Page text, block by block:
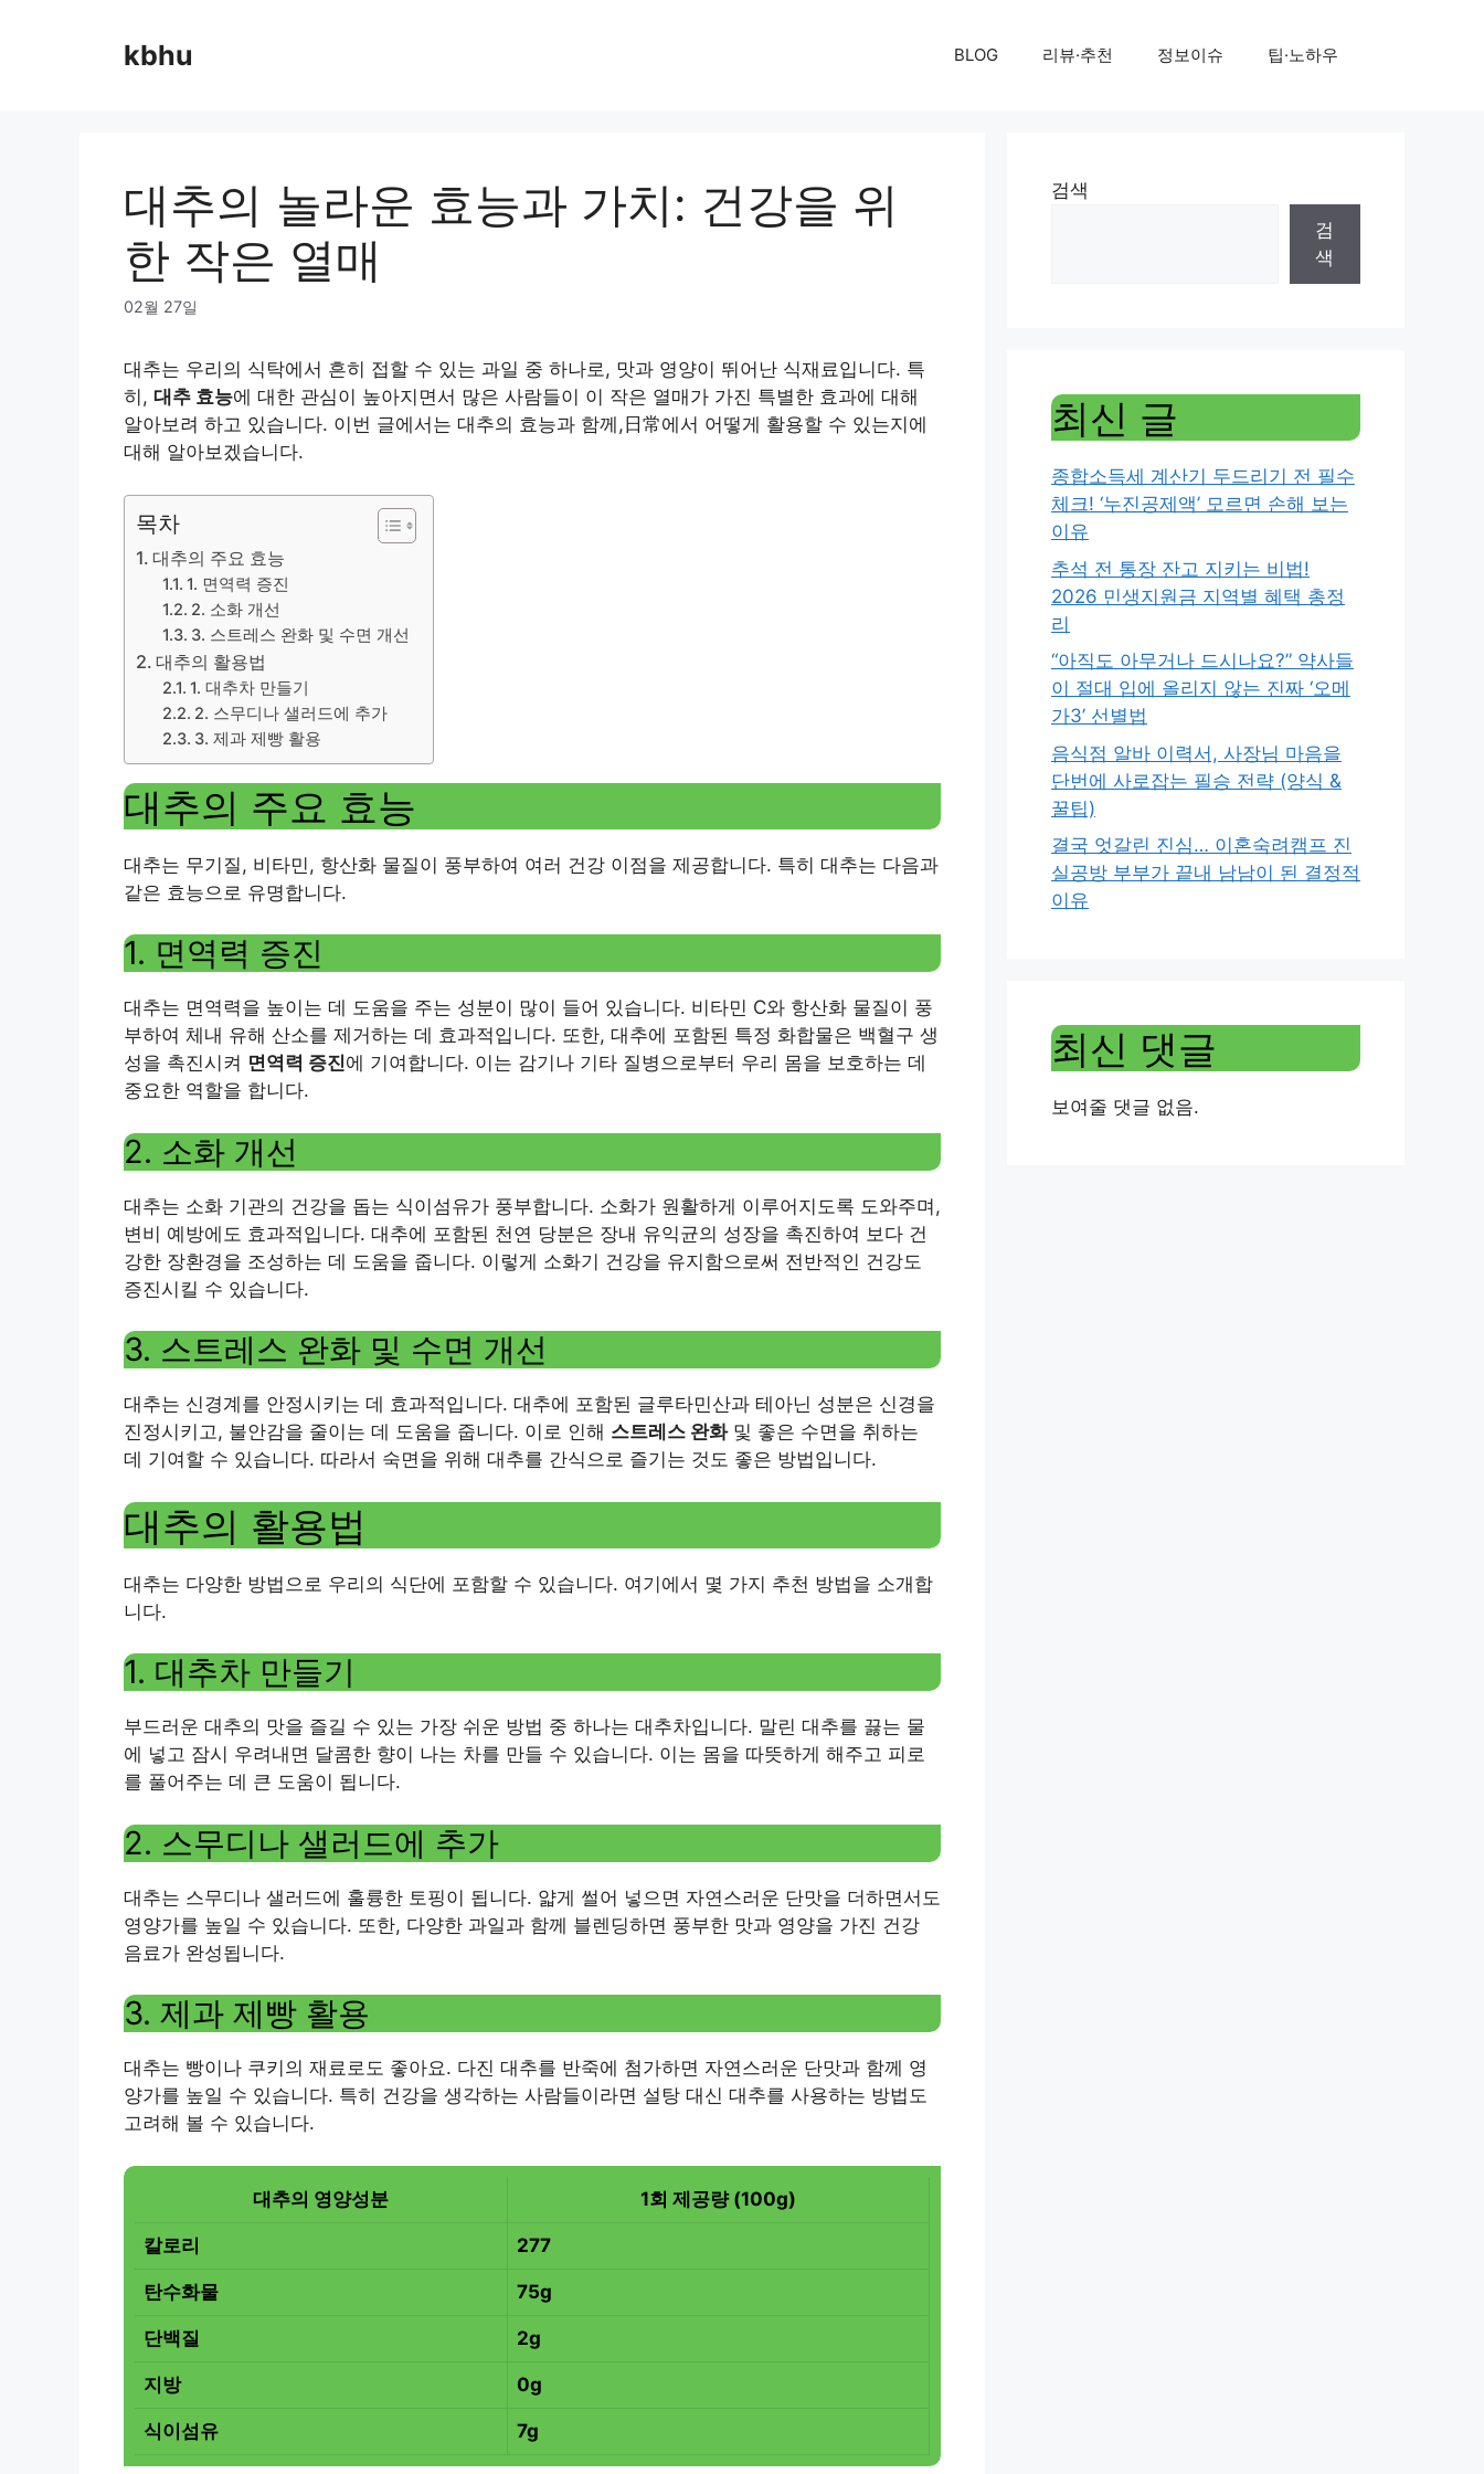
kbhu BLOG 리뷰·추천 정보이슈 팁·노하우
대추의 놀라운 효능과 가치: 건강을 위
한 작은 열매
02월 27일
대추는 우리의 식탁에서 흔히 접할 수 있는 과일 중 하나로, 맛과 영양이 뛰어난 식재료입니다. 특
히, 대추 효능에 대한 관심이 높아지면서 많은 사람들이 이 작은 열매가 가진 특별한 효과에 대해
알아보려 하고 있습니다. 이번 글에서는 대추의 효능과 함께,日常에서 어떻게 활용할 수 있는지에
대해 알아보겠습니다.
목차
대추의 주요 효능
1. 면역력 증진
2. 소화 개선
3. 스트레스 완화 및 수면 개선
대추의 활용법
1. 대추차 만들기
2. 스무디나 샐러드에 추가
3. 제과 제빵 활용
대추의 주요 효능
대추는 무기질, 비타민, 항산화 물질이 풍부하여 여러 건강 이점을 제공합니다. 특히 대추는 다음과
같은 효능으로 유명합니다.
1. 면역력 증진
대추는 면역력을 높이는 데 도움을 주는 성분이 많이 들어 있습니다. 비타민 C와 항산화 물질이 풍
부하여 체내 유해 산소를 제거하는 데 효과적입니다. 또한, 대추에 포함된 특정 화합물은 백혈구 생
성을 촉진시켜 면역력 증진에 기여합니다. 이는 감기나 기타 질병으로부터 우리 몸을 보호하는 데
중요한 역할을 합니다.
2. 소화 개선
대추는 소화 기관의 건강을 돕는 식이섬유가 풍부합니다. 소화가 원활하게 이루어지도록 도와주며,
변비 예방에도 효과적입니다. 대추에 포함된 천연 당분은 장내 유익균의 성장을 촉진하여 보다 건
강한 장환경을 조성하는 데 도움을 줍니다. 이렇게 소화기 건강을 유지함으로써 전반적인 건강도
증진시킬 수 있습니다.
3. 스트레스 완화 및 수면 개선
대추는 신경계를 안정시키는 데 효과적입니다. 대추에 포함된 글루타민산과 테아닌 성분은 신경을
진정시키고, 불안감을 줄이는 데 도움을 줍니다. 이로 인해 스트레스 완화및 좋은 수면을 취하는
데 기여할 수 있습니다. 따라서 숙면을 위해 대추를 간식으로 즐기는 것도 좋은 방법입니다.
대추의 활용법
대추는 다양한 방법으로 우리의 식단에 포함할 수 있습니다. 여기에서 몇 가지 추천 방법을 소개합
니다.
1. 대추차 만들기
부드러운 대추의 맛을 즐길 수 있는 가장 쉬운 방법 중 하나는 대추차입니다. 말린 대추를 끓는 물
에 넣고 잠시 우려내면 달콤한 향이 나는 차를 만들 수 있습니다. 이는 몸을 따뜻하게 해주고 피로
를 풀어주는 데 큰 도움이 됩니다.
2. 스무디나 샐러드에 추가
대추는 스무디나 샐러드에 훌륭한 토핑이 됩니다. 얇게 썰어 넣으면 자연스러운 단맛을 더하면서도
영양가를 높일 수 있습니다. 또한, 다양한 과일과 함께 블렌딩하면 풍부한 맛과 영양을 가진 건강
음료가 완성됩니다.
3. 제과 제빵 활용
대추는 빵이나 쿠키의 재료로도 좋아요. 다진 대추를 반죽에 첨가하면 자연스러운 단맛과 함께 영
양가를 높일 수 있습니다. 특히 건강을 생각하는 사람들이라면 설탕 대신 대추를 사용하는 방법도
고려해 볼 수 있습니다.
대추의 영양성분 1회 제공량 (100g)
칼로리 277
탄수화물 75g
단백질 2g
지방 0g
식이섬유 7g
검색
검
색
최신 글
종합소득세 계산기 두드리기 전 필수
체크! ‘누진공제액’ 모르면 손해 보는
이유
추석 전 통장 잔고 지키는 비법!
2026 민생지원금 지역별 혜택 총정
리
“아직도 아무거나 드시나요?” 약사들
이 절대 입에 올리지 않는 진짜 ‘오메
가3’ 선별법
음식점 알바 이력서, 사장님 마음을
단번에 사로잡는 필승 전략 (양식 &
꿀팁)
결국 엇갈린 진심… 이혼숙려캠프 진
실공방 부부가 끝내 남남이 된 결정적
이유
최신 댓글
보여줄 댓글 없음.